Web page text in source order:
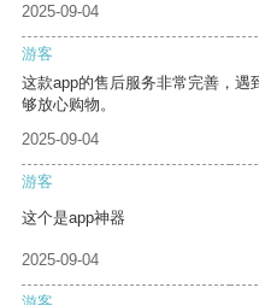
2025-09-04
游客
这款app的售后服务非常完善，
够放心购物。
2025-09-04
游客
这个是app神器
2025-09-04